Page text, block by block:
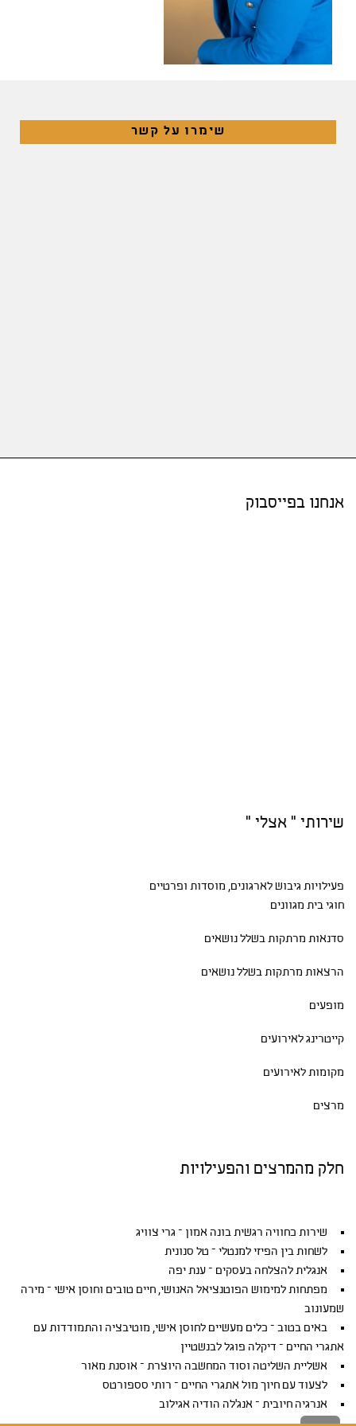
שימרו על קשר
אנחנו בפייסבוק
שירותי " אצלי "
פעילויות גיבושלארגונים, מוסדות ופרטיים
חוגי בית מגוונים
סדנאות מרתקות בשלל נושאים
הרצאות מרתקות בשלל נושאים
מופעים
קייטרינג לאירועים
מקומות לאירועים
מרצים
חלק מהמרצים והפעילויות
שירות כחוויה רגשית בונה אמון – גרי צוויג
לשחות בין הפיזי למנטלי – טל סנונית
אנגלית להצלחה בעסקים – ענת יפה
מפתחות למימוש הפוטנציאל האנושי, חיים טובים וחוסן אישי – מירה
שמעונוב
באים בטוב – כלים מעשיים לחוסן אישי, מוטיבציה והתמודדות עם
אתגרי החיים – דיקלה פוגל לבנשטיין
אשליית השליטה וסוד המחשבה היוצרת – אוסנת מאור
לצעוד עם חיוך מול אתגרי החיים – רותי סספורטס
אנרגיה חיובית – אנג'לה הודיה אגילוב